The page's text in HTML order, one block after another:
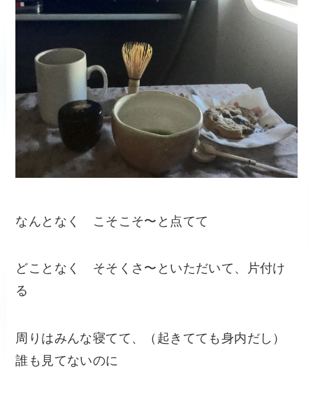
なんとなく こそこそ〜と点てて
どことなく そそくさ〜といただいて、片付け
る
周りはみんな寝てて、（起きてても身内だし）
誰も見てないのに